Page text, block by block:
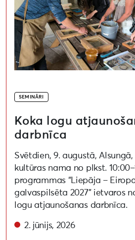
SEMINĀRI
Koka logu
darbnīca
Svētdien, 9. augustā,
kultūras nama no plkst.
programmas “Liepāja –
galvaspilsēta 2027” ietvaros
logu atjaunošanas darbnīca.
2. jūnijs, 2026